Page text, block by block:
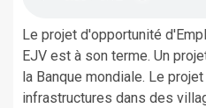
Le projet d'opportunité
EJV est à son terme. Un
la Banque mondiale. Le
infrastructures dans des